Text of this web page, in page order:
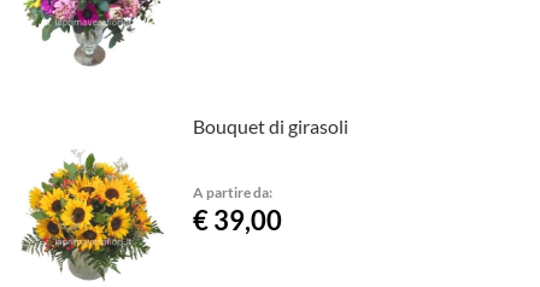
Bouquet di girasoli
A partire da:
€ 39,00